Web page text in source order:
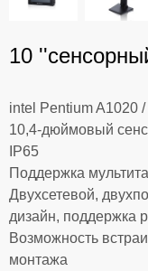
10
intel Pentium A1020
10,4-дюймовый
IP65
Поддержка
Двухсетевой,
дизайн, поддержка
Возможность
монтажа